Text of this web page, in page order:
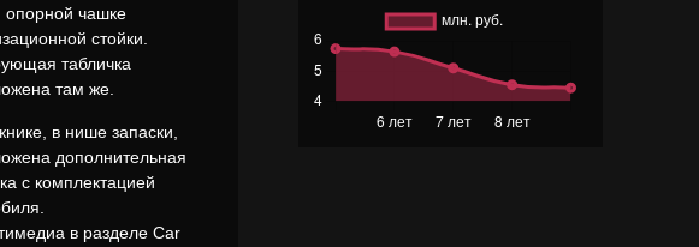
опорной чашке
стойки.
табличка
там же.
в нише запаски,
дополнительная
с комплектацией
в разделе Car